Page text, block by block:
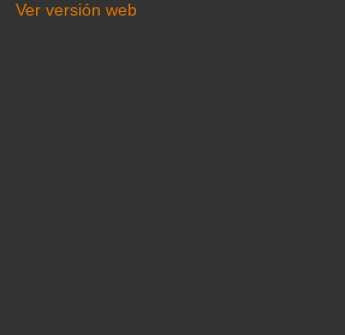
Ver versión web